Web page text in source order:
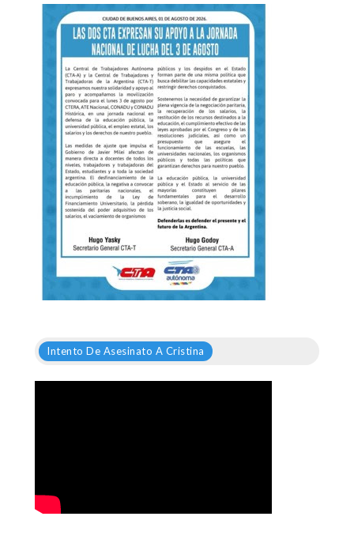
Intento De Asesinato A Cristina